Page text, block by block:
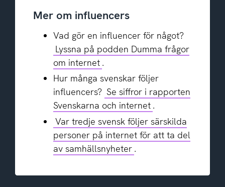
Mer om influencers
Vad gör en influencer för något?
Lyssna på podden Dumma frågor
om internet .
Hur många svenskar följer
influencers? Se siffror i rapporten
Svenskarna och internet .
Var tredje svensk följer särskilda
personer på internet för att ta del
av samhällsnyheter .